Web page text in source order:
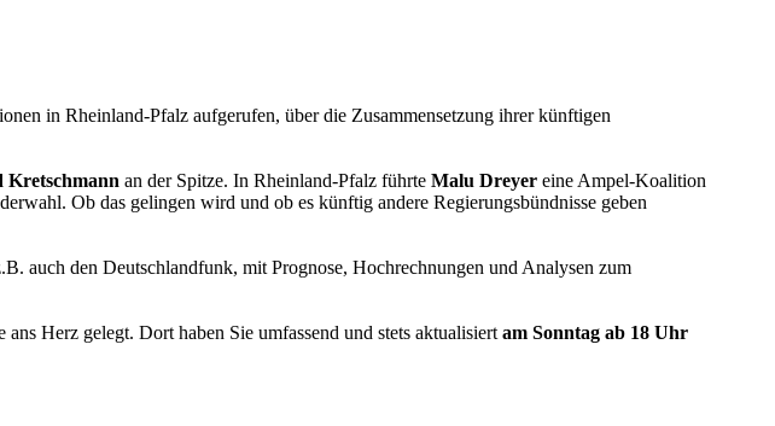
in Rheinland-Pfalz aufgerufen, über die Zusammensetzung ihrer künftigen
Kretschmann an der Spitze. In Rheinland-Pfalz führte Malu Dreyer eine Ampel-Koalition
Ob das gelingen wird und ob es künftig andere Regierungsbündnisse geben
auch den Deutschlandfunk, mit Prognose, Hochrechnungen und Analysen zum
Herz gelegt. Dort haben Sie umfassend und stets aktualisiert am Sonntag ab 18 Uhr